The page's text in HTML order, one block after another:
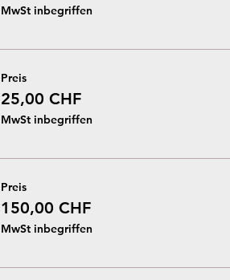
MwSt inbegriffen
Preis
25,00 CHF
MwSt inbegriffen
Preis
150,00 CHF
MwSt inbegriffen